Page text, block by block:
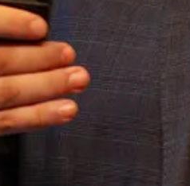
dos destinatários que
que resgataram e utilizaram os
Score , após o uso